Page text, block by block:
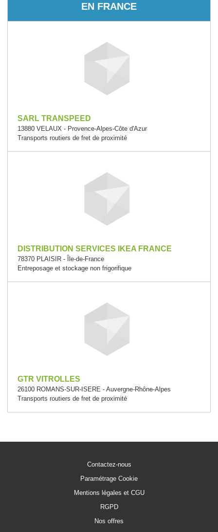
EN FRANCE
SARL TRANSPEED
13880 VELAUX - Provence-Alpes-Côte d'Azur
Transports routiers de fret de proximité
DISTRIBUTION SERVICES IKEA FRANCE
78370 PLAISIR - Île-de-France
Entreposage et stockage non frigorifique
GTR VITROLLES
26100 ROMANS-SUR-ISERE - Auvergne-Rhône-Alpes
Transports routiers de fret de proximité
Contactez-nous
Paramétrage Cookie
Mentions légales et CGU
RGPD
Nos offres